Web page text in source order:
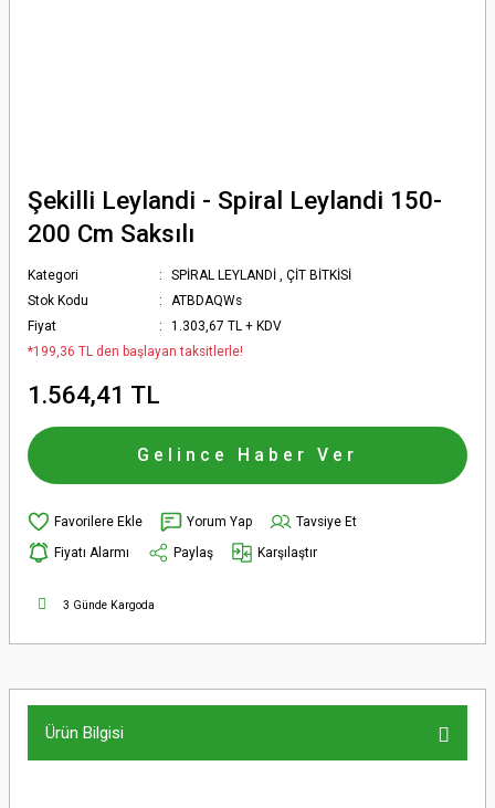
Şekilli Leylandi - Spiral Leylandi 150-
200 Cm Saksılı
Kategori SPİRAL LEYLANDİ ,ÇİT BİTKİSİ
Stok Kodu
ATBDAQWs
Fiyat
1.303,67 TL + KDV
*199,36 TL den başlayan taksitlerle!
1.564,41 TL
Gelince Haber Ver
Yorum Yap
Tavsiye Et
Fiyatı Alarmı
Paylaş Karşılaştır
3 Günde Kargoda
Ürün Bilgisi